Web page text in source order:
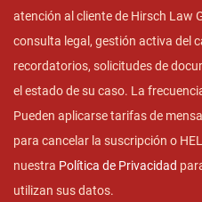
atención al cliente de Hirsch Law
consulta legal, gestión activa del
recordatorios, solicitudes de
el estado de su caso. La
Pueden aplicarse tarifas de
para cancelar la suscripción o
nuestra Política de Privacidad
utilizan sus datos.